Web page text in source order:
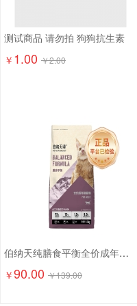
测试商品 请勿拍 狗狗抗生素
￥ 1.00 ￥2.00
伯纳天纯膳食平衡全价成年期猫粮（含三文鱼配方）1.5kg
￥90.00 ￥139.00